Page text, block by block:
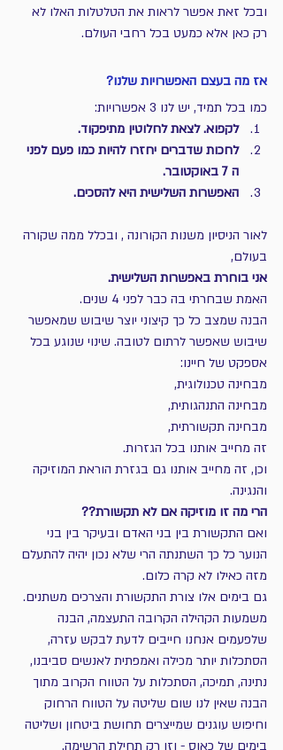
ובכל זאת אפשר לראות את הטלטלות האלו לא
רק כאן אלא כמעט בכל רחבי העולם.
אז מה בעצם האפשרויות שלנו?
כמו בכל תמיד, יש לנו 3 אפשרויות:
לקפוא. לצאת לחלוטין מתיפקוד.
לחכות שדברים יחזרו להיות כמו פעם לפני
ה 7 באוקטובר.
האפשרות השלישית היא להסכים.
לאור הניסיון משנות הקורונה , ובכלל ממה שקורה
בעולם,
אני בוחרת באפשרות השלישית.
האמת שבחרתי בה כבר לפני 4 שנים.
הבנה שמצב כל כך קיצוני יוצר שיבוש שמאפשר
שיבוש שאפשר לרתום לטובה. שינוי שנוגע בכל
אספקט של חיינו:
מבחינה טכנולוגית,
מבחינה התנהגותית,
מבחינה תקשורתית,
זה מחייב אותנו בכל הגזרות.
וכן, זה מחייב אותנו גם בגזרת הוראת המוזיקה
והנגינה.
הרי מה זו מוזיקה אם לא תקשורת??
ואם התקשורת בין בני האדם ובעיקר בין בני
הנוער כל כך השתנתה הרי שלא נכון יהיה להתעלם
מזה כאילו לא קרה כלום.
גם בימים אלו צורת התקשורת והצרכים משתנים.
משמעות הקהילה הקרובה התעצמה, הבנה
שלפעמים אנחנו חייבים לדעת לבקש עזרה,
הסתכלות יותר מכילה ואמפתית לאנשים סביבנו,
נתינה, תמיכה, הסתכלות על הטווח הקרוב מתוך
הבנה שאין לנו שום שליטה על הטווח הרחוק
וחיפוש עוגנים שמייצרים תחושת ביטחון ושליטה
בימים של כאוס - וזו רק תחילת הרשימה.